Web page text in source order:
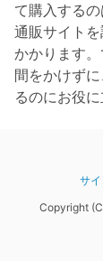
て購入する
通販サイト
かかります
間をかけず
るのにお役
サ
Copyright